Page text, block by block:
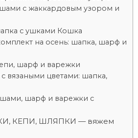
с жаккардовым узором и
с ушками Кошка
на осень: шапка, шарф и
шарф и варежки
вязаными цветами: шапка,
шарф и варежки с
КЕПИ, ШЛЯПКИ — вяжем